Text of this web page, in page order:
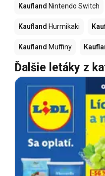
Kaufland Nintendo Switch
Kaufland Hurmikaki
Kaufland Muffiny
Ďalšie letáky z